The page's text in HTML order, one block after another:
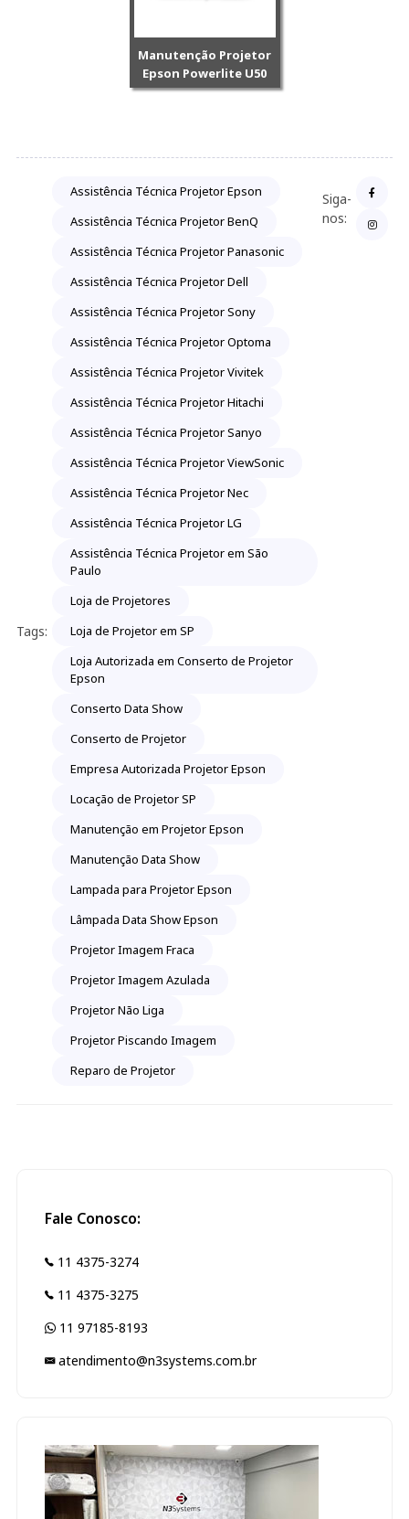
Manutenção Projetor
Epson Powerlite U50
Tags:
Assistência Técnica Projetor Epson
Assistência Técnica Projetor BenQ
Assistência Técnica Projetor Panasonic
Assistência Técnica Projetor Dell
Assistência Técnica Projetor Sony
Assistência Técnica Projetor Optoma
Assistência Técnica Projetor Vivitek
Assistência Técnica Projetor Hitachi
Assistência Técnica Projetor Sanyo
Assistência Técnica Projetor ViewSonic
Assistência Técnica Projetor Nec
Assistência Técnica Projetor LG
Assistência Técnica Projetor em São
Paulo
Loja de Projetores
Loja de Projetor em SP
Loja Autorizada em Conserto de Projetor
Epson
Conserto Data Show
Conserto de Projetor
Empresa Autorizada Projetor Epson
Locação de Projetor SP
Manutenção em Projetor Epson
Manutenção Data Show
Lampada para Projetor Epson
Lâmpada Data Show Epson
Projetor Imagem Fraca
Projetor Imagem Azulada
Projetor Não Liga
Projetor Piscando Imagem
Reparo de Projetor
Siga-
nos:
Fale Conosco:
11 4375-3274
11 4375-3275
11 97185-8193
atendimento@n3systems.com.br